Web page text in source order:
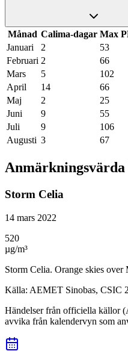
Månad Calima-dagar Max
Januari
2 53
Februari 2 66
Mars
5 102
April
14 66
Maj
2 25
Juni
9 55
Juli
9 106
Augusti 3 67
Storm Celia
14 mars 2022
520
µg/m³
Storm Celia. Orange skies
Källa: AEMET Sinobas, CSIC
Händelser från officiella källor
avvika från kalendervyn som